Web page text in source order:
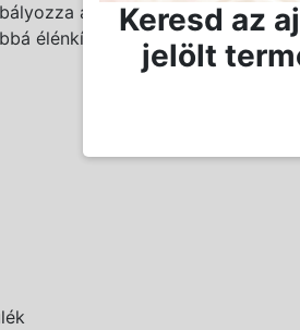
a faggyúmirigyek
élénkítik a bőrfunkciókat és
Keresd az
jelölt